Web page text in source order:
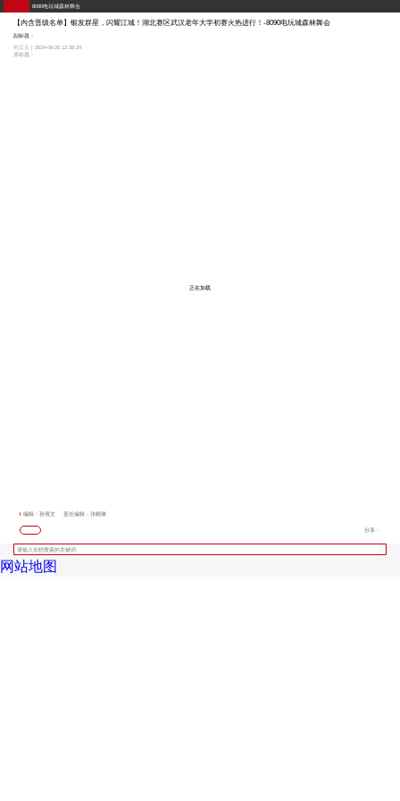
8090电玩城森林舞会
【内含晋级名单】银发群星，闪耀江城！湖北赛区武汉老年大学初赛火热进行！-8090电玩城森林舞会
副标题：
长江云 | 2024-09-20 12:38:24
原标题：
正在加载
编辑：孙倩文 责任编辑：张晓琳
分享：
网站地图